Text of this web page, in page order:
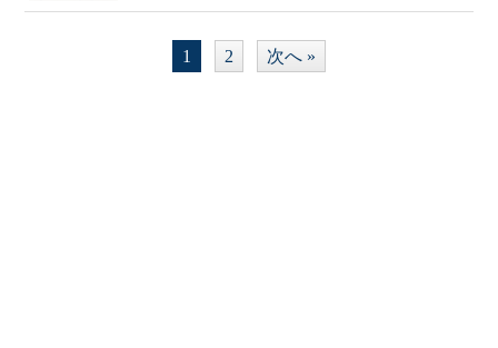
1 2 次へ »